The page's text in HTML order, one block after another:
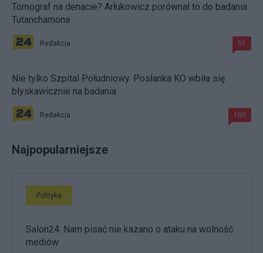
Tomograf na denacie? Arłukowicz porównał to do badania
Tutanchamona
Redakcja 51
Nie tylko Szpital Południowy. Posłanka KO wbiła się
błyskawicznie na badania
Redakcja 100
Najpopularniejsze
Polityka
Salon24. Nam pisać nie kazano o ataku na wolność
mediów